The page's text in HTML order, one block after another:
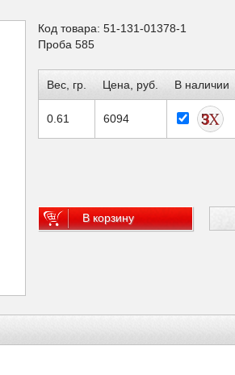
Код товара: 51-131-01378-1
Проба 585
Вес, гр. Цена, руб. В наличии
0.61 6094
В корзину